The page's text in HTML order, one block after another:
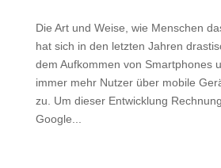
Die Art und Weise, wie Menschen
hat sich in den letzten Jahren
dem Aufkommen von Smartphones
immer mehr Nutzer über mobile
zu. Um dieser Entwicklung
Google...